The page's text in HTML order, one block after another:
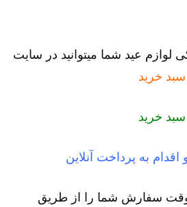
عید شما میتوانید در سایت
سفارش شما را از طریق